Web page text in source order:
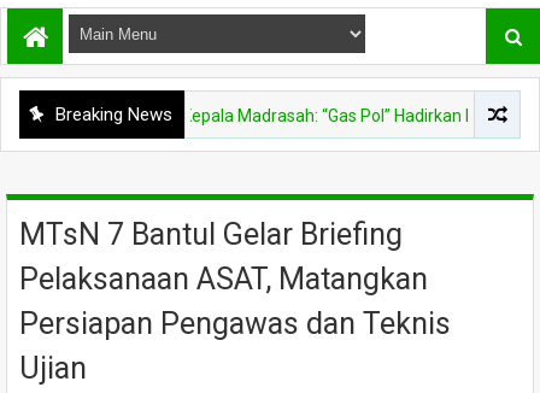
Breaking News
Perubahan, Kepala Madrasah: “Gas Pol” Hadirkan Inovasi
MTsN 7 Bantul Gelar Briefing
Pelaksanaan ASAT, Matangkan
Persiapan Pengawas dan Teknis
Ujian